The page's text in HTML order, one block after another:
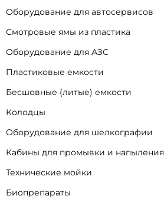
Оборудование для автосервисов
Смотровые ямы из пластика
Оборудование для АЗС
Пластиковые емкости
Бесшовные (литые) емкости
Колодцы
Оборудование для шелкографии
Кабины для промывки и напыления
Технические мойки
Биопрепараты